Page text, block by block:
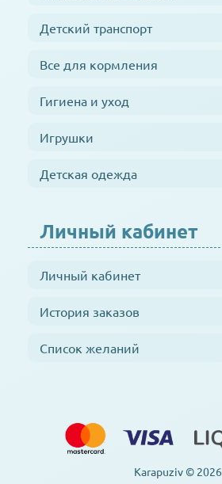
Детский транспорт
Все для кормления
Гигиена и уход
Игрушки
Детская одежда
Личный кабинет
Личный кабинет
История заказов
Список желаний
Karapuziv © 2026